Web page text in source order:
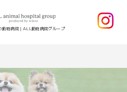
動物病院｜ALL動物病院グループ